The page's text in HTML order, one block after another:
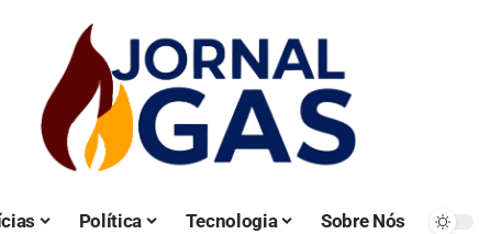
Política Tecnologia Sobre Nós